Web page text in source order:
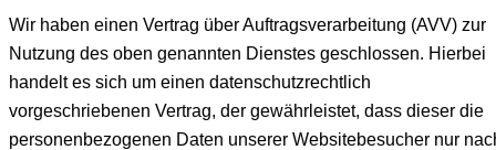
Wir haben einen Vertrag über Auftragsverarbeitung (AVV) zur
Nutzung des oben genannten Dienstes geschlossen. Hierbei
handelt es sich um einen datenschutzrechtlich
vorgeschriebenen Vertrag, der gewährleistet, dass dieser die
personenbezogenen Daten unserer Websitebesucher nur